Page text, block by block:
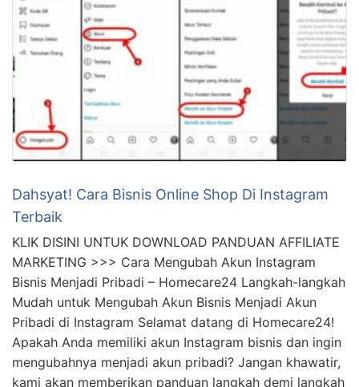
Dahsyat! Cara Bisnis Online Shop Di Instagram
Terbaik
KLIK DISINI UNTUK DOWNLOAD PANDUAN AFFILIATE
MARKETING >>> Cara Mengubah Akun Instagram
Bisnis Menjadi Pribadi – Homecare24 Langkah-langkah
Mudah untuk Mengubah Akun Bisnis Menjadi Akun
Pribadi di Instagram Selamat datang di Homecare24!
Apakah Anda memiliki akun Instagram bisnis dan ingin
mengubahnya menjadi akun pribadi? Jangan khawatir,
kami akan memberikan panduan langkah demi langkah